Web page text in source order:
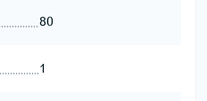
80
1